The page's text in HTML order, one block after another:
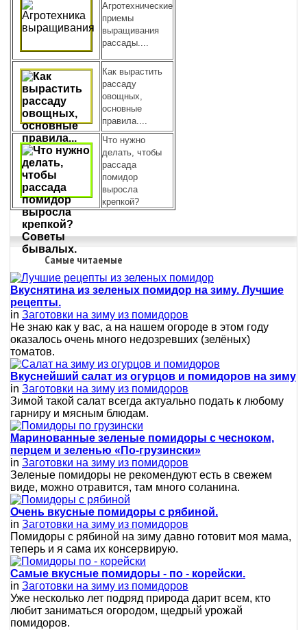
Агротехнические
приемы
выращивания
рассады....
Как вырастить
рассаду
овощных,
основные
правила....
Что нужно
делать, чтобы
рассада
помидор
выросла
крепкой?
Самые читаемые
Вкуснятина из зеленых помидор на зиму. Лучшие
рецепты.
in Заготовки на зиму из помидоров
Не знаю как у вас, а на нашем огороде в этом году
оказалось очень много недозревших (зелёных)
томатов.
Вкуснейший салат из огурцов и помидоров на зиму
in Заготовки на зиму из помидоров
Зимой такой салат всегда актуально подать к любому
гарниру и мясным блюдам.
Маринованные зеленые помидоры с чесноком,
перцем и зеленью «По-грузински»
in Заготовки на зиму из помидоров
Зеленые помидоры не рекомендуют есть в свежем
виде, можно отравится, там много соланина.
Очень вкусные помидоры с рябиной.
in Заготовки на зиму из помидоров
Помидоры с рябиной на зиму давно готовит моя мама,
теперь и я сама их консервирую.
Самые вкусные помидоры - по - корейски.
in Заготовки на зиму из помидоров
Уже несколько лет подряд природа дарит всем, кто
любит заниматься огородом, щедрый урожай
помидоров.